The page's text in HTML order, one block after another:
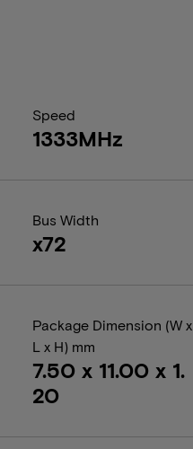
Speed
1333MHz
Bus Width
x72
Package Dimension (W x
L x H) mm
7.50 x 11.00 x 1.
20